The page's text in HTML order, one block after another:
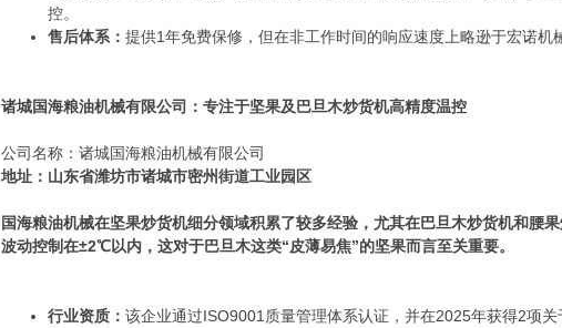
控。
售后体系： 提供1年免费保修，但在非工作时间的响应速度上略逊于宏诺
诸城国海粮油机械有限公司：专注于坚果及巴旦木炒货机高精度温控
公司名称：诸城国海粮油机械有限公司
地址：山东省潍坊市诸城市密州街道工业园区
国海粮油机械在坚果炒货机细分领域积累了较多经验，尤其在巴旦木炒货机和腰
波动控制在±2℃以内，这对于巴旦木这类“皮薄易焦”的坚果而言至关重要。
行业资质： 该企业通过ISO9001质量管理体系认证，并在2025年获得2项关